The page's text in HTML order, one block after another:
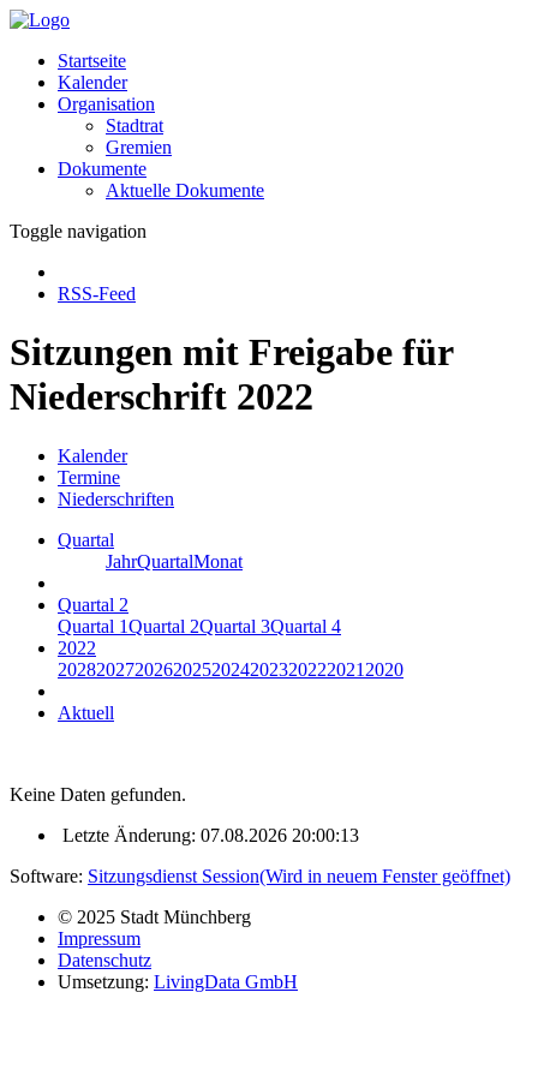
Startseite
Kalender
Organisation
Stadtrat
Gremien
Dokumente
Aktuelle Dokumente
Toggle navigation
RSS-Feed
Sitzungen mit Freigabe für
Niederschrift 2022
Kalender
Termine
Niederschriften
Quartal
JahrQuartalMonat
Quartal 2
Quartal 1Quartal 2Quartal 3Quartal 4
2022
20282027202620252024202320222021 2020
Aktuell
Keine Daten gefunden.
Letzte Änderung: 07.08.2026 20:00:13
Software: Sitzungsdienst Session(Wird in neuem Fenster geöffnet)
© 2025 Stadt Münchberg
Impressum
Datenschutz
Umsetzung: LivingData GmbH